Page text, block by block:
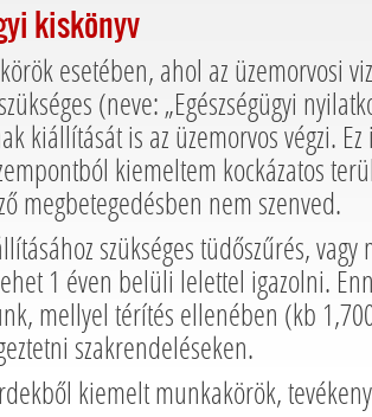
kiskönyv
esetében, ahol az üzemorvosi
(neve: „Egészségügyi
kiállítását is az üzemorvos végzi.
kiemeltem kockázatos
megbetegedésben nem szenved.
szükséges tüdőszűrés,
1 éven belüli lelettel igazolni.
mellyel térítés ellenében (kb
szakrendeléseken.
kiemelt munkakörök,